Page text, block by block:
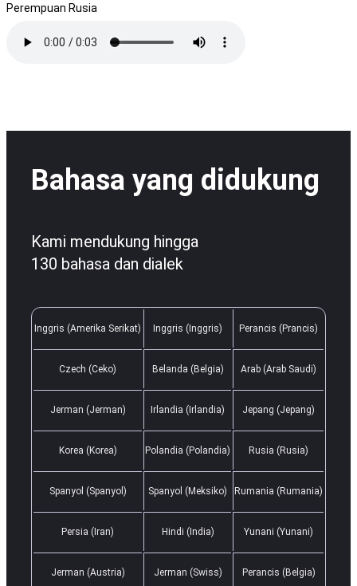
Perempuan Rusia
Bahasa yang didukung
Kami mendukung hingga
130 bahasa dan dialek
Inggris (Amerika Serikat) Inggris (Inggris) Perancis (Prancis)
Czech (Ceko) Belanda (Belgia) Arab (Arab Saudi)
Jerman (Jerman) Irlandia (Irlandia) Jepang (Jepang)
Korea (Korea) Polandia (Polandia) Rusia (Rusia)
Spanyol (Spanyol) Spanyol (Meksiko) Rumania (Rumania)
Persia (Iran) Hindi (India) Yunani (Yunani)
Jerman (Austria) Jerman (Swiss) Perancis (Belgia)